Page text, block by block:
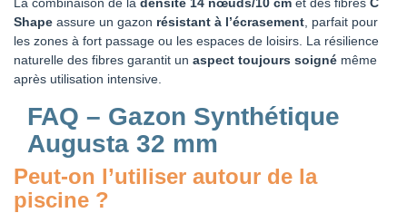
Shape assure un gazon résistant à l’écrasement , parfait pour
les zones à fort passage ou les espaces de loisirs. La résilience
naturelle des fibres garantit un aspect toujours soigné même
après utilisation intensive.
FAQ – Gazon Synthétique
Augusta 32 mm
Peut-on l’utiliser autour de la
piscine ?